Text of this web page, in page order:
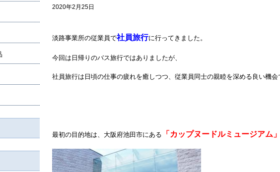
2020年2月25日
淡路事業所の従業員で社員旅行に行ってきました。
今回は日帰りのバス旅行ではありましたが、
社員旅行は日頃の仕事の疲れを癒しつつ、従業員同士の親睦を深める良い機会
最初の目的地は、大阪府池田市にある 「カップヌードルミュージアム」